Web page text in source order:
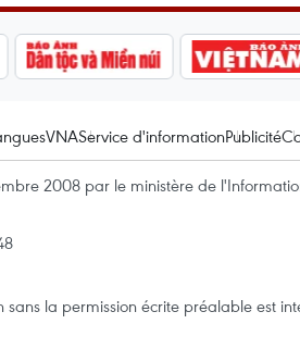
VNAService d'informationPublicité
2008 par le ministère de
la permission écrite préalable est